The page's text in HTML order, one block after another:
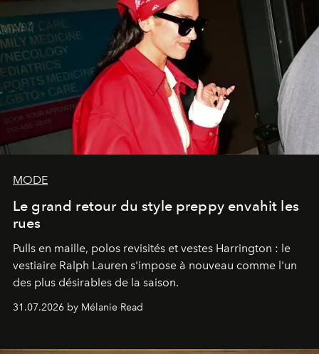
MODE
Le grand retour du style preppy envahit les
rues
Pulls en maille, polos revisités et vestes Harrington : le
vestiaire Ralph Lauren s'impose à nouveau comme l'un
des plus désirables de la saison.
31.07.2026 by Mélanie Read